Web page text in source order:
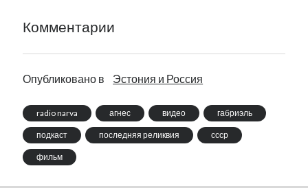
Комментарии
Опубликовано в Эстония и Россия
radio narva агнес видео габриэль
подкаст последняя реликвия ссср
фильм